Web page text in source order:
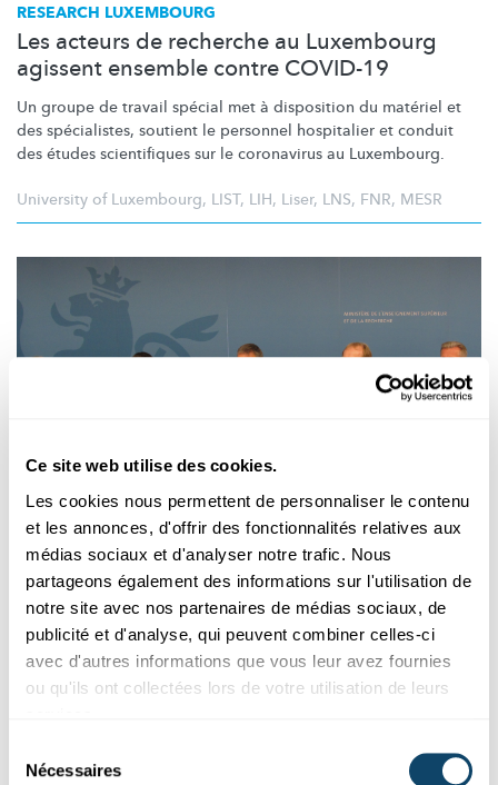
Ce site web utilise des cookies.
Les cookies nous permettent de personnaliser le contenu
et les annonces, d'offrir des fonctionnalités relatives aux
médias sociaux et d'analyser notre trafic. Nous
partageons également des informations sur l'utilisation de
notre site avec nos partenaires de médias sociaux, de
publicité et d'analyse, qui peuvent combiner celles-ci
avec d'autres informations que vous leur avez fournies
ou qu'ils ont collectées lors de votre utilisation de leurs
Nécessaires
RESEARCH LUXEMBOURG
Les acteurs de recherche au Luxembourg
agissent ensemble contre COVID-19
Un groupe de travail spécial met à disposition du matériel et
des spécialistes, soutient le personnel hospitalier et conduit
des études scientifiques sur le coronavirus au Luxembourg.
University of Luxembourg, LIST, LIH, Liser, LNS, FNR, MESR
STRATÉGIE NATIONALE DE LA RECHERCHE ET DE
L'INNOVATION
Comment la recherche au Luxembourg
devrait se développer d'ici 2030
Sur quels sujets la recherche devrait-elle se concentrer au cours
de la prochaine décennie? Comment ont-ils été définis,